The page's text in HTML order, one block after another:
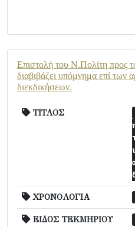
Επιστολή του Ν.Πολίτη προς
διαβιβάζει υπόμνημα επί των
διεκδικήσεων.
ΤΙΤΛΟΣ
ΧΡΟΝΟΛΟΓΙΑ
ΕΙΔΟΣ ΤΕΚΜΗΡΙΟΥ